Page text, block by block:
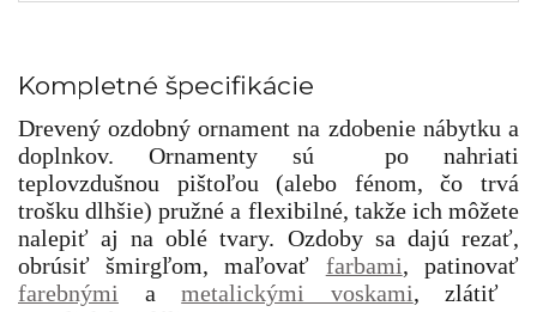
Kompletné špecifikácie
Drevený ozdobný ornament na zdobenie nábytku a
doplnkov. Ornamenty sú po nahriati
teplovzdušnou pištoľou (alebo fénom, čo trvá
trošku dlhšie) pružné a flexibilné, takže ich môžete
nalepiť aj na oblé tvary. Ozdoby sa dajú rezať,
obrúsiť šmirgľom, maľovať farbami, patinovať
farebnými ametalickými voskami, zlátiť